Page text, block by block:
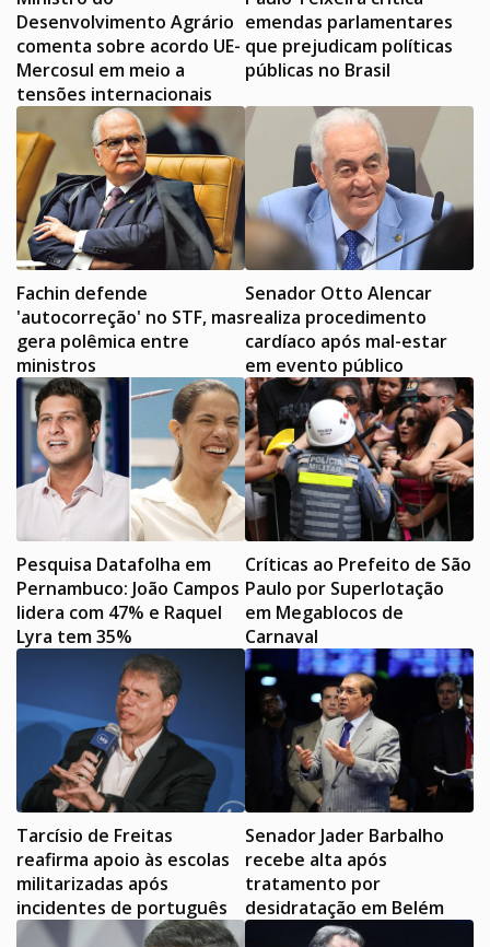
Desenvolvimento Agrário
comenta sobre acordo UE-
Mercosul em meio a
tensões internacionais
emendas parlamentares
que prejudicam políticas
públicas no Brasil
Fachin defende
'autocorreção' no STF, mas
gera polêmica entre
ministros
Senador Otto Alencar
realiza procedimento
cardíaco após mal-estar
em evento público
Pesquisa Datafolha em
Pernambuco: João Campos
lidera com 47% e Raquel
Lyra tem 35%
Críticas ao Prefeito de São
Paulo por Superlotação
em Megablocos de
Carnaval
Tarcísio de Freitas
reafirma apoio às escolas
militarizadas após
incidentes de português
Senador Jader Barbalho
recebe alta após
tratamento por
desidratação em Belém